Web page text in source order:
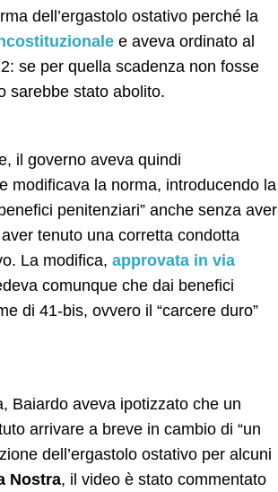
dell’ergastolo ostativo perché la
e aveva ordinato al
se per quella scadenza non fosse
sarebbe stato abolito.
il governo aveva quindi
modificava la norma, introducendo la
penitenziari” anche senza aver
tenuto una corretta condotta
La modifica, approvata in via
comunque che dai benefici
di 41-bis, ovvero il “carcere duro”
Baiardo aveva ipotizzato che un
arrivare a breve in cambio di “un
dell’ergastolo ostativo per alcuni
Nostra, il video è stato commentato